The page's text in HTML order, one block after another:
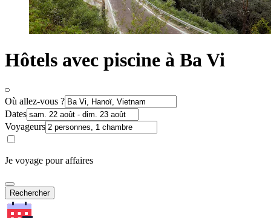
Hôtels avec piscine à Ba Vi
Où allez-vous ?
Dates
Voyageurs
Je voyage pour affaires
Rechercher